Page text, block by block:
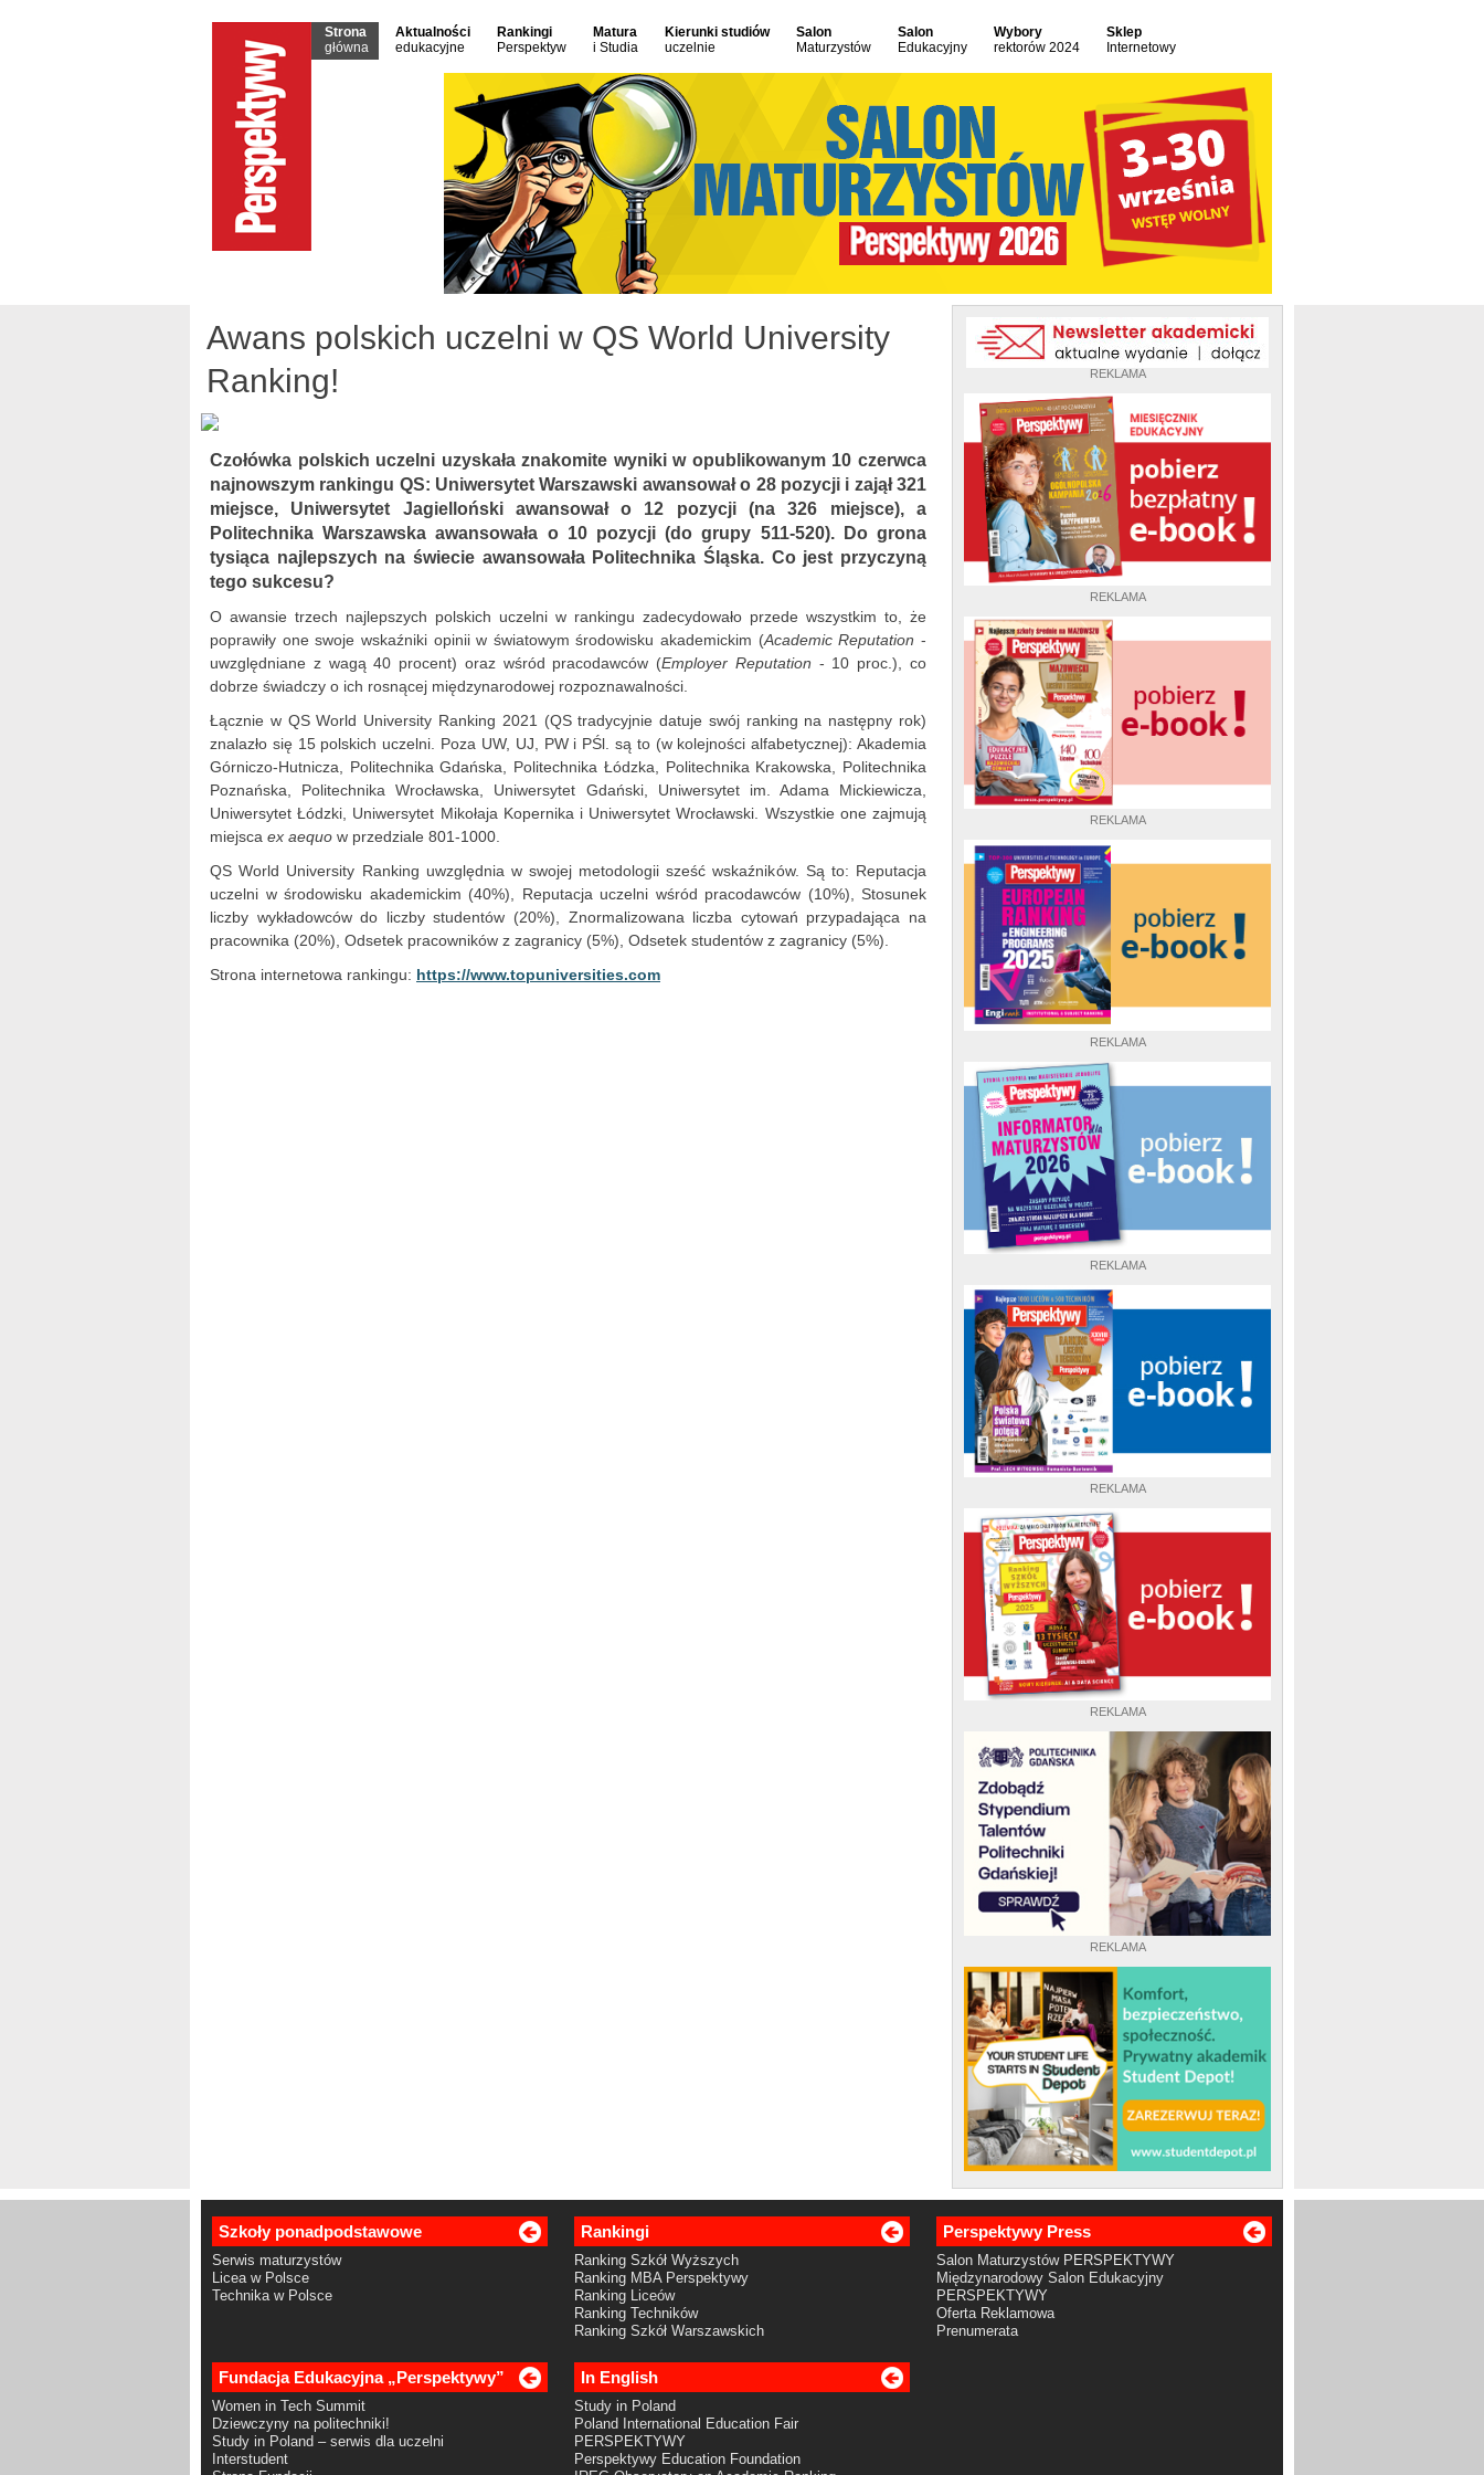
Strona
główna
Aktualności
edukacyjne
Rankingi
Perspektyw
Matura
i Studia
Kierunki studiów
uczelnie
Salon
Maturzystów
Salon
Edukacyjny
Wybory
rektorów 2024
Sklep
Internetowy
REKLAMA
REKLAMA
REKLAMA
REKLAMA
REKLAMA
REKLAMA
REKLAMA
REKLAMA
Awans polskich uczelni w QS World University
Ranking!
Czołówka polskich uczelni uzyskała znakomite wyniki w opublikowanym 10 czerwca
najnowszym rankingu QS: Uniwersytet Warszawski awansował o 28 pozycji i zajął 321
miejsce, Uniwersytet Jagielloński awansował o 12 pozycji (na 326 miejsce), a
Politechnika Warszawska awansowała o 10 pozycji (do grupy 511-520). Do grona
tysiąca najlepszych na świecie awansowała Politechnika Śląska. Co jest przyczyną
tego sukcesu?
O awansie trzech najlepszych polskich uczelni w rankingu zadecydowało przede wszystkim to, że
poprawiły one swoje wskaźniki opinii w światowym środowisku akademickim (Academic Reputation -
uwzględniane z wagą 40 procent) oraz wśród pracodawców (Employer Reputation - 10 proc.), co
dobrze świadczy o ich rosnącej międzynarodowej rozpoznawalności.
Łącznie w QS World University Ranking 2021 (QS tradycyjnie datuje swój ranking na następny rok)
znalazło się 15 polskich uczelni. Poza UW, UJ, PW i PŚl. są to (w kolejności alfabetycznej): Akademia
Górniczo-Hutnicza, Politechnika Gdańska, Politechnika Łódzka, Politechnika Krakowska, Politechnika
Poznańska, Politechnika Wrocławska, Uniwersytet Gdański, Uniwersytet im. Adama Mickiewicza,
Uniwersytet Łódzki, Uniwersytet Mikołaja Kopernika i Uniwersytet Wrocławski. Wszystkie one zajmują
miejsca ex aequo w przedziale 801-1000.
QS World University Ranking uwzględnia w swojej metodologii sześć wskaźników. Są to: Reputacja
uczelni w środowisku akademickim (40%), Reputacja uczelni wśród pracodawców (10%), Stosunek
liczby wykładowców do liczby studentów (20%), Znormalizowana liczba cytowań przypadająca na
pracownika (20%), Odsetek pracowników z zagranicy (5%), Odsetek studentów z zagranicy (5%).
Strona internetowa rankingu: https://www.topuniversities.com
Szkoły ponadpodstawowe
Serwis maturzystów
Licea w Polsce
Technika w Polsce
Rankingi
Ranking Szkół Wyższych
Ranking MBA Perspektywy
Ranking Liceów
Ranking Techników
Ranking Szkół Warszawskich
Perspektywy Press
Salon Maturzystów PERSPEKTYWY
Międzynarodowy Salon Edukacyjny
PERSPEKTYWY
Oferta Reklamowa
Prenumerata
Fundacja Edukacyjna „Perspektywy”
Women in Tech Summit
Dziewczyny na politechniki!
Study in Poland – serwis dla uczelni
Interstudent
In English
Study in Poland
Poland International Education Fair
PERSPEKTYWY
Perspektywy Education Foundation